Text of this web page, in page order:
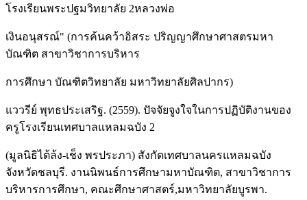
โรงเรียนพระปฐมวิทยาลัย 2หลวงพ่อ
เงินอนุสรณ์" (การค้นคว้าอิสระ ปริญญาศึกษาศาสตรมหา
บัณฑิต สาขาวิชาการบริหาร
การศึกษา บัณฑิตวิทยาลัย มหาวิทยาลัยศิลปากร)
แววรีย์ พุทธประเสริฐ. (2559). ปัจจัยจูงใจในการปฏิบัติงานของ
ครูโรงเรียนเทศบาลแหลมฉบัง 2
(มูลนิธิไต้ล้ง-เช็ง พรประภา) สังกัดเทศบาลนครแหลมฉบัง
จังหวัดชลบุรี. งานนิพนธ์การศึกษามหาบัณฑิต, สาขาวิชาการ
บริหารการศึกษา, คณะศึกษาศาสตร์,มหาวิทยาลัยบูรพา.